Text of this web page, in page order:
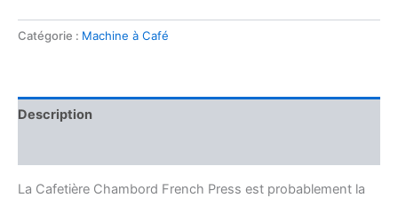
Catégorie : Machine à Café
Description
La Cafetière Chambord French Press est probablement la